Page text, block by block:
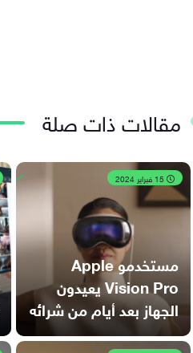
مقالات ذات صلة
مستخدمو Apple
Vision Pro يعيدون
الجهاز بعد أيام من شرائه